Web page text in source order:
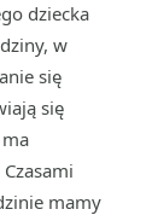
dziecka
w
się
się
mamy